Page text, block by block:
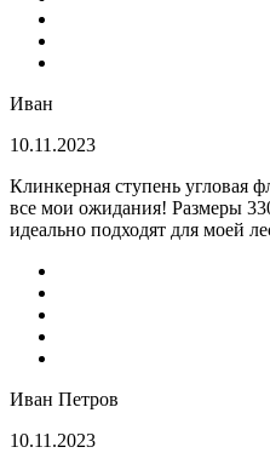
Иван
10.11.2023
Клинкерная ступень угловая
все мои ожидания! Размеры
идеально подходят для моей
Иван Петров
10.11.2023